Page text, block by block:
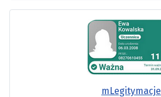
mLegitymacje